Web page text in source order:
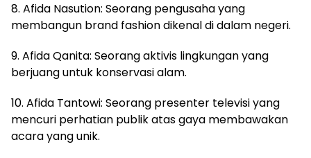
8. Afida Nasution: Seorang pengusaha yang
membangun brand fashion dikenal di dalam negeri.
9. Afida Qanita: Seorang aktivis lingkungan yang
berjuang untuk konservasi alam.
10. Afida Tantowi: Seorang presenter televisi yang
mencuri perhatian publik atas gaya membawakan
acara yang unik.